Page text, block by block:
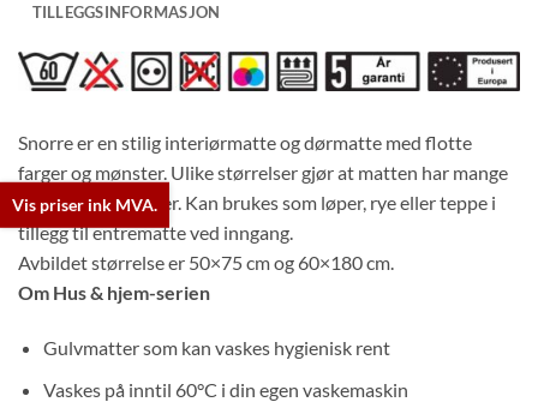
TILLEGGSINFORMASJON
Snorre er en stilig interiørmatte og dørmatte med flotte
farger og mønster. Ulike størrelser gjør at matten har mange
ulike bruksområder. Kan brukes som løper, rye eller teppe i
tillegg til entrematte ved inngang.
Avbildet størrelse er 50×75 cm og 60×180 cm.
Om Hus & hjem-serien
Gulvmatter som kan vaskes hygienisk rent
Vaskes på inntil 60°C i din egen vaskemaskin
Vis priser ink MVA.